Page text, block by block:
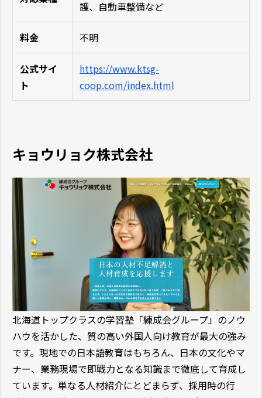
護、自動車整備など
料金 不明
公式サイ
ト
https://www.ktsg-
coop.com/index.html
キョウリョク株式会社
北海道トップクラスの学習塾「練成会グループ」のノウ
ハウを活かした、質の高い外国人向け教育が最大の強み
です。現地での日本語教育はもちろん、日本の文化やマ
ナー、業務現場で即戦力となる知識まで徹底して育成し
ています。単なる人材紹介にとどまらず、採用時の行